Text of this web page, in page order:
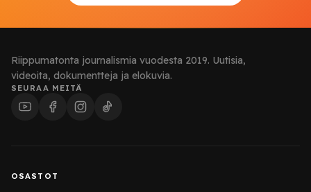
Riippumatonta journalismia vuodesta 2019. Uutisia,
videoita, dokumentteja ja elokuvia.
SEURAA MEITÄ
OSASTOT